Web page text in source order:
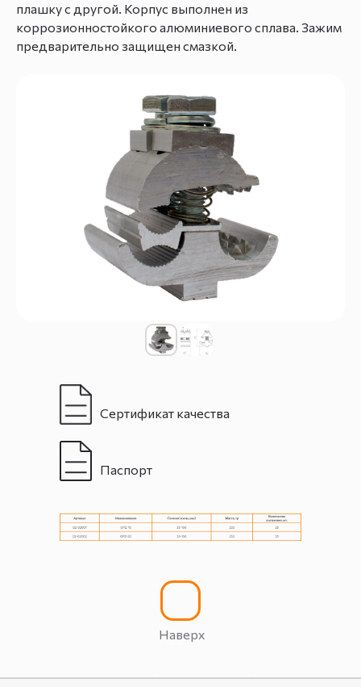
плашку с другой. Корпус выполнен из
коррозионностойкого алюминиевого сплава. Зажим
предварительно защищен смазкой.
Паспорт
Сертификат качества
Наверх